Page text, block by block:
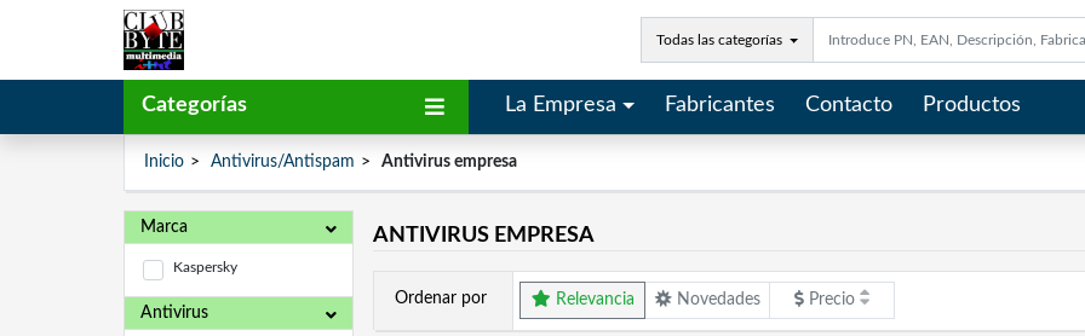
Todas las categorías
Categorías La Empresa Fabricantes Contacto Productos
Inicio Antivirus/Antispam Antivirus empresa
Marca
Kaspersky
Antivirus
ANTIVIRUS EMPRESA
Ordenar por Relevancia Novedades Precio